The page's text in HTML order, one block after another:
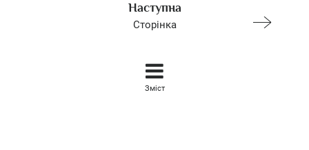
Наступна
Сторінка
Зміст